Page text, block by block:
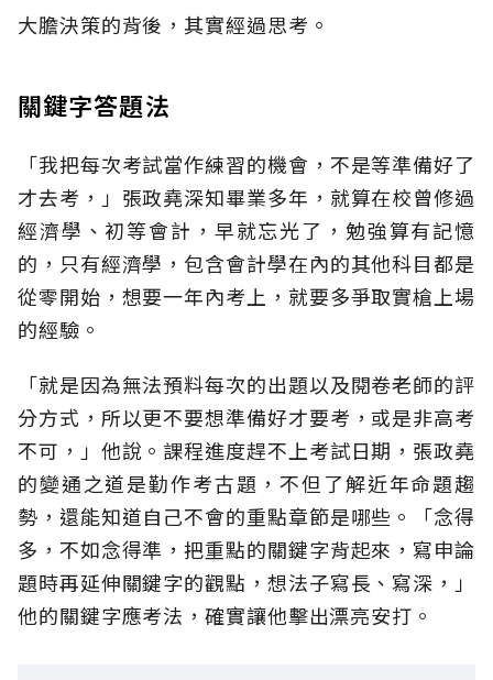
大膽決策的背後，其實經過思考。
關鍵字答題法
「我把每次考試當作練習的機會，不是等準備好了
才去考，」張政堯深知畢業多年，就算在校曾修過
經濟學、初等會計，早就忘光了，勉強算有記憶
的，只有經濟學，包含會計學在內的其他科目都是
從零開始，想要一年內考上，就要多爭取實槍上場
的經驗。
「就是因為無法預料每次的出題以及閱卷老師的評
分方式，所以更不要想準備好才要考，或是非高考
不可，」他說。課程進度趕不上考試日期，張政堯
的變通之道是勤作考古題，不但了解近年命題趨
勢，還能知道自己不會的重點章節是哪些。「念得
多，不如念得準，把重點的關鍵字背起來，寫申論
題時再延伸關鍵字的觀點，想法子寫長、寫深，」
他的關鍵字應考法，確實讓他擊出漂亮安打。